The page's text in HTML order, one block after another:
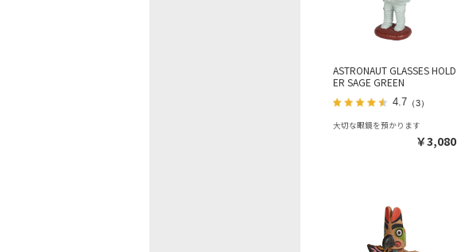
ASTRONAUT GLASSES HOLD
ER SAGE GREEN
4.7 （3）
大切な眼鏡を預かります
￥3,080